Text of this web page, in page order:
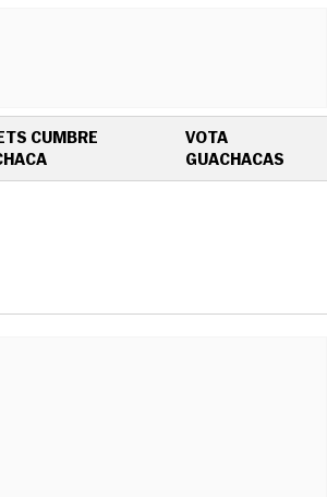
CUMBRE
OPENS IN NEW WINDOW
VOTA
GUACHACAS